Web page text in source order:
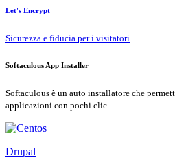
Let's Encrypt
Sicurezza e fiducia per i visitatori
Softaculous App Installer
Softaculous è un auto installatore che
applicazioni con pochi clic
Drupal